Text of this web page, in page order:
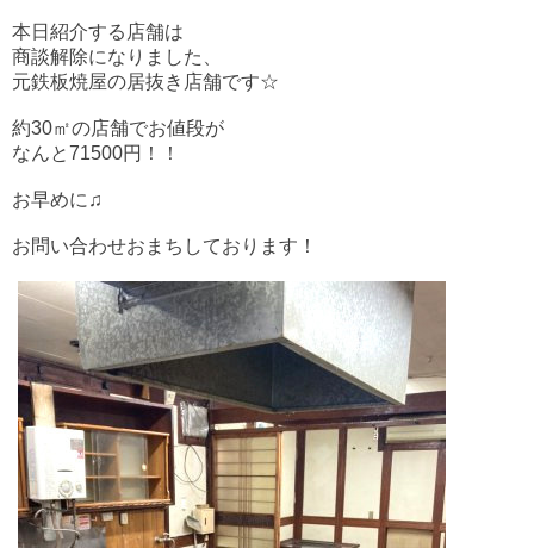
本日紹介する店舗は
商談解除になりました、
元鉄板焼屋の居抜き店舗です☆
約30㎡の店舗でお値段が
なんと71500円！！
お早めに♫
お問い合わせおまちしております！